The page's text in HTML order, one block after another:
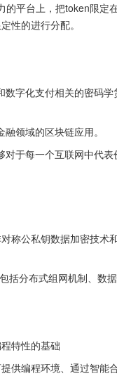
的平台上，把token限
性的进行分配。
字化支付相关的密码
领域的区块链应用。
于每一个互联网中代
称公私钥数据加密技术
括分布式组网机制、数
特性的基础
供编程环境、通过智能